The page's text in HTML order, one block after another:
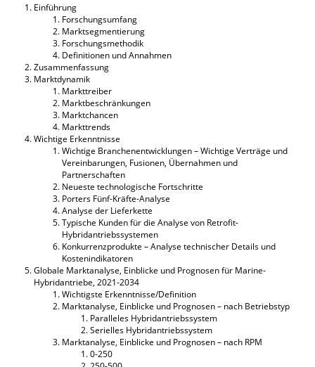
Einführung
Forschungsumfang
Marktsegmentierung
Forschungsmethodik
Definitionen und Annahmen
Zusammenfassung
Marktdynamik
Markttreiber
Marktbeschränkungen
Marktchancen
Markttrends
Wichtige Erkenntnisse
Wichtige Branchenentwicklungen – Wichtige Verträge und
Vereinbarungen, Fusionen, Übernahmen und
Partnerschaften
Neueste technologische Fortschritte
Porters Fünf-Kräfte-Analyse
Analyse der Lieferkette
Typische Kunden für die Analyse von Retrofit-
Hybridantriebssystemen
Konkurrenzprodukte – Analyse technischer Details und
Kostenindikatoren
Globale Marktanalyse, Einblicke und Prognosen für Marine-
Hybridantriebe, 2021-2034
Wichtigste Erkenntnisse/Definition
Marktanalyse, Einblicke und Prognosen – nach Betriebstyp
Paralleles Hybridantriebssystem
Serielles Hybridantriebssystem
Marktanalyse, Einblicke und Prognosen – nach RPM
0-250